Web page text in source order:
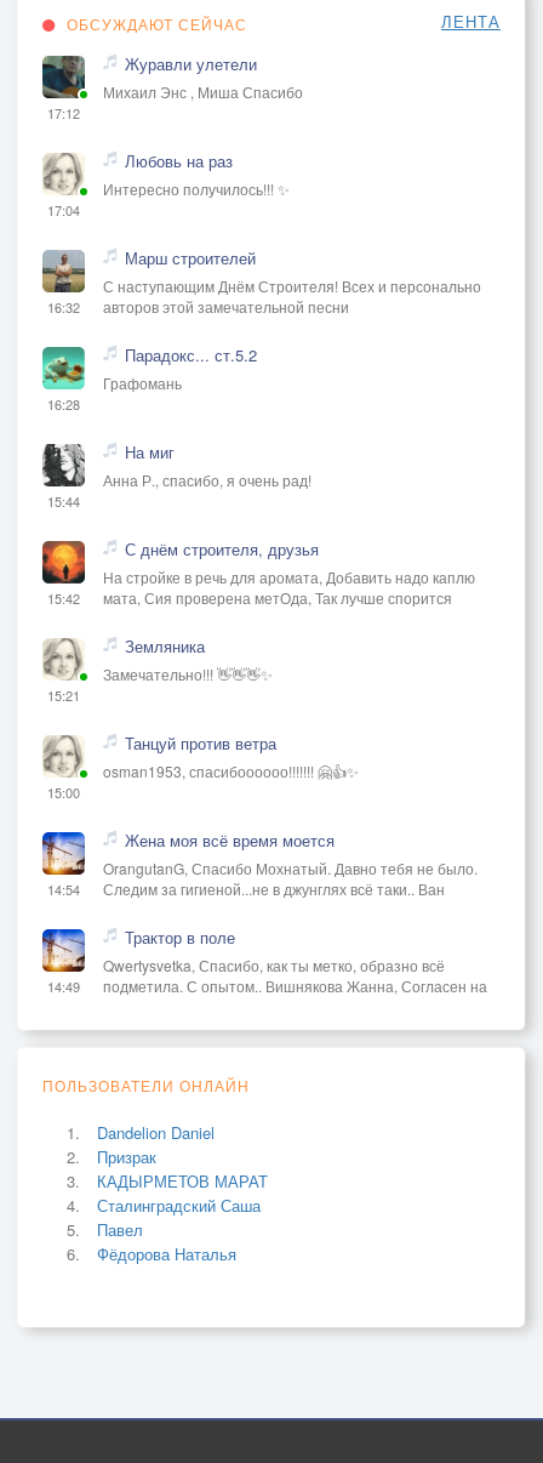
ОБСУЖДАЮТ СЕЙЧАС ЛЕНТА
17:12
Журавли улетели
Михаил Энс , Миша Спасибо
17:04
Любовь на раз
Интересно получилось!!! ✨
16:32
Марш строителей
С наступающим Днём Строителя! Всех и персонально
авторов этой замечательной песни
16:28
Парадокс... ст.5.2
Графомань
15:44
На миг
Анна Р., спасибо, я очень рад!
15:42
С днём строителя, друзья
На стройке в речь для аромата, Добавить надо каплю
мата, Сия проверена метОда, Так лучше спорится
15:21
Земляника
Замечательно!!! 👋👋👋✨
15:00
Танцуй против ветра
osman1953, спасибоооооо!!!!!!! 🤗👍✨
14:54
Жена моя всё время моется
OrangutanG, Спасибо Мохнатый. Давно тебя не было.
Следим за гигиеной...не в джунглях всё таки.. Ван
14:49
Трактор в поле
Qwertysvetka, Спасибо, как ты метко, образно всё
подметила. С опытом.. Вишнякова Жанна, Согласен на
ПОЛЬЗОВАТЕЛИ ОНЛАЙН
Dandelion Daniel
Призрак
КАДЫРМЕТОВ МАРАТ
Сталинградский Саша
Павел
Фёдорова Наталья